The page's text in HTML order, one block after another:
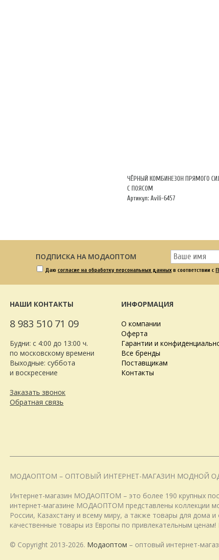
ЧЁРНЫЙ КОМБИНЕЗОН ПРЯМОГО
С ПОЯСОМ
Артикул: Avili-6457
ПОДПИСКА НА МОДАОПТОМ
Даю согласие на обработку персональных данных в соответствии с
НАШИ КОНТАКТЫ
8 983 510 71 09
Будни: с 4:00 до 13:00 ч.
по московскому времени
Выходные: суббота
и воскресение
Заказать звонок
Обратная связь
ИНФОРМАЦИЯ
О компании
Оферта
Гарантии и
Все бренды
Поставщикам
Контакты
МОДАОПТОМ – ОПТОВЫЙ ИНТЕРНЕТ-МАГАЗИН МОДНОЙ
Интернет-магазин МОДАОПТОМ – это более 190 крупных
интернет-магазине МОДАОПТОМ представлены коллекции
России, Казахстану и всему миру, а также товары для дома
качественные товары из Европы по привлекательным
© Copyright 2013-2026. Модаоптом – оптовый интернет-